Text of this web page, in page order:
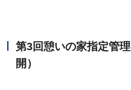
第3回憩いの家指定管
開）